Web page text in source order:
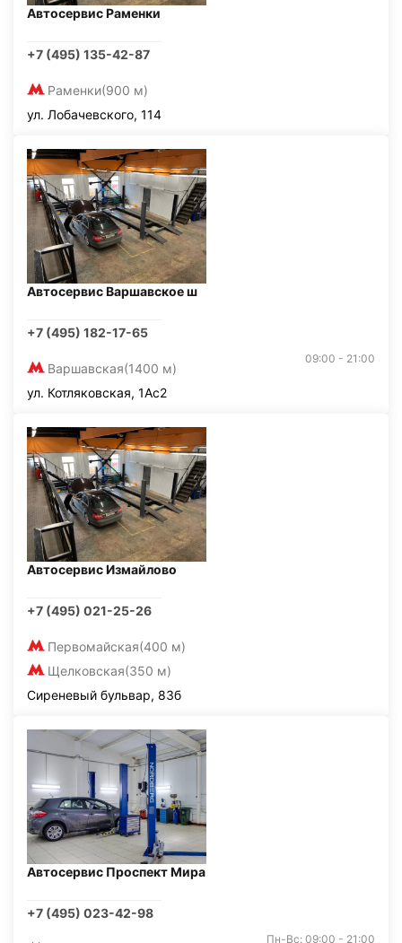
Автосервис Раменки
+7 (495) 135-42-87
Раменки(900 м)
ул. Лобачевского, 114
Автосервис Варшавское ш
+7 (495) 182-17-65
Варшавская(1400 м)
09:00 - 21:00
ул. Котляковская, 1Ас2
Автосервис Измайлово
+7 (495) 021-25-26
Первомайская(400 м)
Щелковская(350 м)
Сиреневый бульвар, 83б
Автосервис Проспект Мира
+7 (495) 023-42-98
Пн-Вс: 09:00 - 21:00